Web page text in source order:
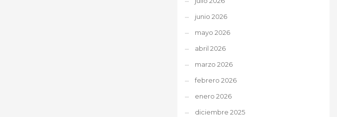
junio 2026
mayo 2026
abril 2026
marzo 2026
febrero 2026
enero 2026
diciembre 2025